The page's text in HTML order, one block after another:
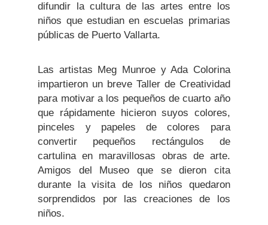
difundir la cultura de las artes entre los
niños que estudian en escuelas primarias
públicas de Puerto Vallarta.
Las artistas Meg Munroe y Ada Colorina
impartieron un breve Taller de Creatividad
para motivar a los pequeños de cuarto año
que rápidamente hicieron suyos colores,
pinceles y papeles de colores para
convertir pequeños rectángulos de
cartulina en maravillosas obras de arte.
Amigos del Museo que se dieron cita
durante la visita de los niños quedaron
sorprendidos por las creaciones de los
niños.